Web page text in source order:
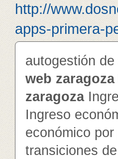
http://
apps-primera-
autogestión
web zaragoza
zaragoza
Ingreso
económico
transiciones